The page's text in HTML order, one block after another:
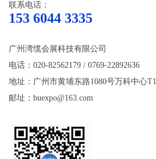
联系电话：
153 6044 3335
广州湾缆会展科技有限公司
电话：020-82562179 / 0769-22892636
地址：广州市黄埔东路1080号万科中心
邮址：buexpo@163.com